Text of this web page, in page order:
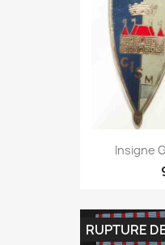
Insigne
RUPTURE